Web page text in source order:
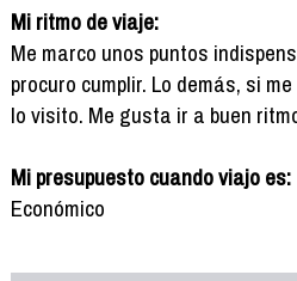
Mi ritmo de viaje:
Me marco unos puntos
procuro cumplir. Lo demás, si
lo visito. Me gusta ir a buen
Mi presupuesto cuando viajo es:
Económico